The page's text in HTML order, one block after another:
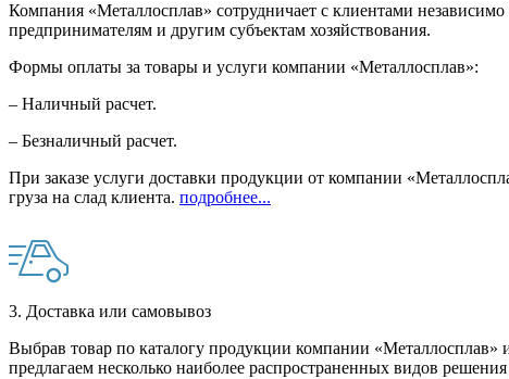
Компания «Металлосплав» сотрудничает с клиентами
предпринимателям и другим субъектам хозяйствования.
Формы оплаты за товары и услуги компании «Металлосплав»:
– Наличный расчет.
– Безналичный расчет.
При заказе услуги доставки продукции от компании
груза на слад клиента. подробнее...
3. Доставка или самовывоз
Выбрав товар по каталогу продукции компании «Металлосплав»
предлагаем несколько наиболее распространенных видов